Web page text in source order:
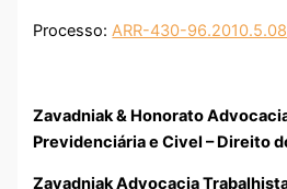
Processo:ARR-430-
Zavadniak & Honorato
Previdenciária e Civel – Direito
Zavadniak Advocacia